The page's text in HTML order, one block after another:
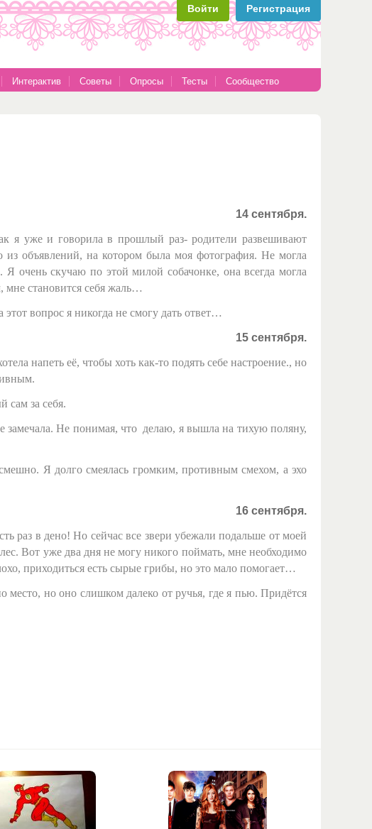
Войти Регистрация
Интерактив Советы Опросы Тесты Сообщество
14 сентября.
я уже и говорила в прошлый раз- родители развешивают
объявлений, на котором была моя фотография. Не могла
очень скучаю по этой милой собачонке, она всегда могла
мне становится себя жаль…
вопрос я никогда не смогу дать ответ…
15 сентября.
напеть её, чтобы хоть как-то подять себе настроение., но
сам за себя.
замечала. Не понимая, что делаю, я вышла на тихую поляну,
Я долго смеялась громким, противным смехом, а эхо
16 сентября.
раз в дено! Но сейчас все звери убежали подальше от моей
Вот уже два дня не могу никого поймать, мне необходимо
приходиться есть сырые грибы, но это мало помогает…
место, но оно слишком далеко от ручья, где я пью. Придётся